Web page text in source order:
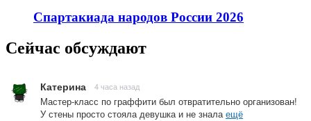
Спартакиада народов России 2026
Сейчас обсуждают
Катерина 4 часа назад
Мастер-класс по граффити был отвратительно организован!
У стены просто стояла девушка и не знала ещё